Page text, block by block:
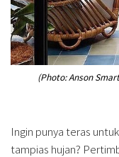
(Photo: Anson
Ingin punya teras
tampias hujan?